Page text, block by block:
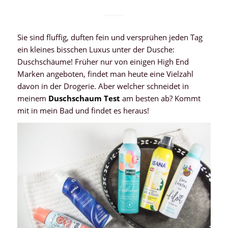
Sie sind fluffig, duften fein und versprühen jeden Tag
ein kleines bisschen Luxus unter der Dusche:
Duschschäume! Früher nur von einigen High End
Marken angeboten, findet man heute eine Vielzahl
davon in der Drogerie. Aber welcher schneidet in
meinem Duschschaum Test am besten ab? Kommt
mit in mein Bad und findet es heraus!